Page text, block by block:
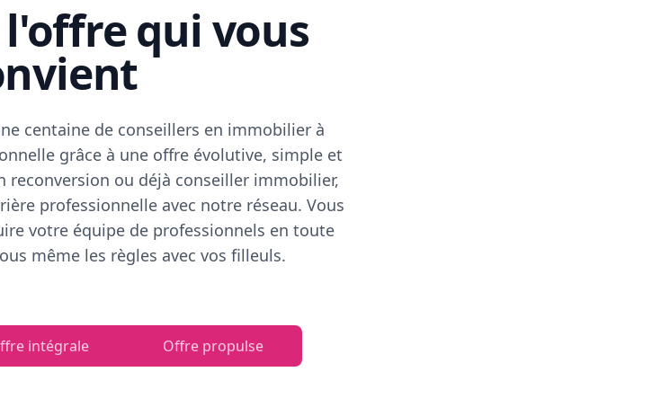
l'offre qui vous
centaine de conseillers en immobilier à
grâce à une offre évolutive, simple et
reconversion ou déjà conseiller immobilier,
professionnelle avec notre réseau. Vous
votre équipe de professionnels en toute
même les règles avec vos filleuls.
intégrale Offre propulse